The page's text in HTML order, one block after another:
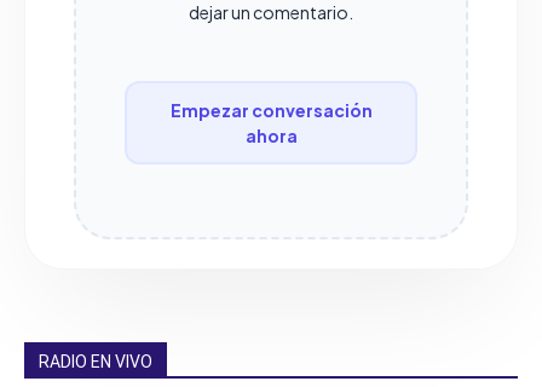
dejar un comentario.
Empezar conversación
ahora
RADIO EN VIVO